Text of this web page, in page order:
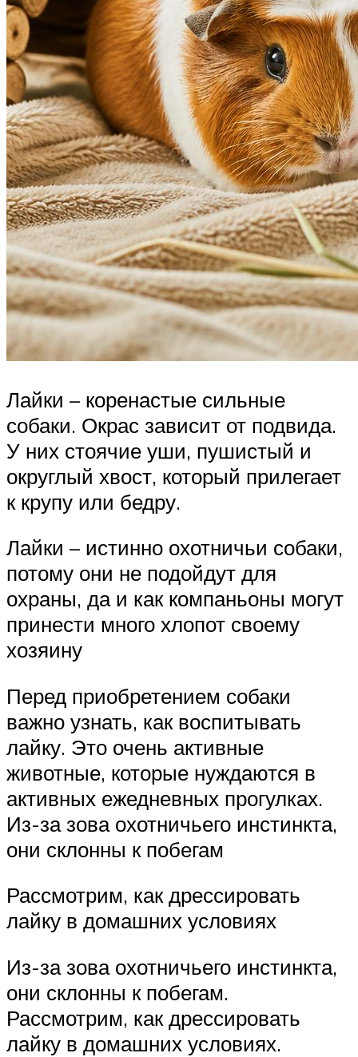
Лайки – коренастые сильные
собаки. Окрас зависит от подвида.
У них стоячие уши, пушистый и
округлый хвост, который прилегает
к крупу или бедру.
Лайки – истинно охотничьи собаки,
потому они не подойдут для
охраны, да и как компаньоны могут
принести много хлопот своему
хозяину
Перед приобретением собаки
важно узнать, как воспитывать
лайку. Это очень активные
животные, которые нуждаются в
активных ежедневных прогулках.
Из-за зова охотничьего инстинкта,
они склонны к побегам
Рассмотрим, как дрессировать
лайку в домашних условиях
Из-за зова охотничьего инстинкта,
они склонны к побегам.
Рассмотрим, как дрессировать
лайку в домашних условиях.